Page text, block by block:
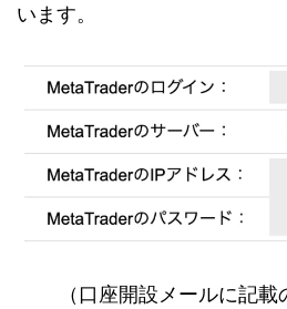
います。
（口座開設メールに記載